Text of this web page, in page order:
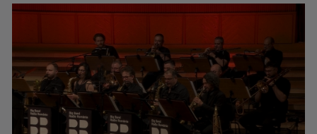
TELEȘCOALA: limba engleză, nivel A 1 / VIDEO